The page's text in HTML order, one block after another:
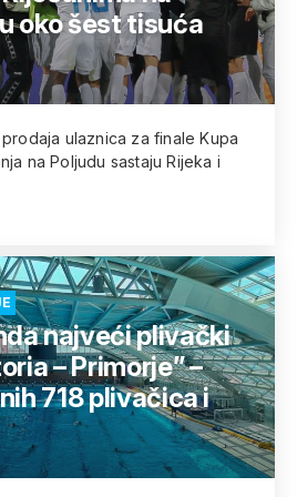
oko šest tisuća
ulaznica za finale Kupa
na Poljudu sastaju Rijeka i
najveći plivački
– Primorje” –
718 plivačica i